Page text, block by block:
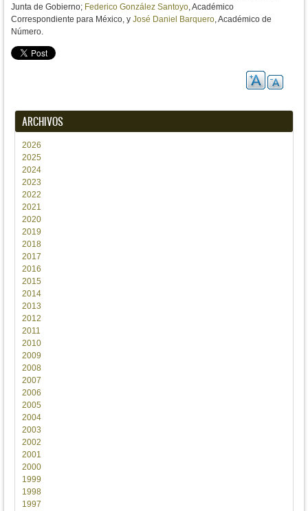
Junta de Gobierno; Federico González Santoyo, Académico
Correspondiente para México, y José Daniel Barquero, Académico de
Número.
ARCHIVOS
2026
2025
2024
2023
2022
2021
2020
2019
2018
2017
2016
2015
2014
2013
2012
2011
2010
2009
2008
2007
2006
2005
2004
2003
2002
2001
2000
1999
1998
1997